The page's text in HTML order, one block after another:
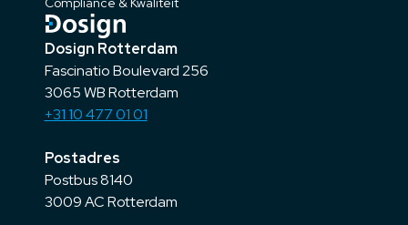
Dosign Rotterdam
Fascinatio Boulevard 256
3065 WB Rotterdam
+31 10 477 01 01
Postadres
Postbus 8140
3009 AC Rotterdam